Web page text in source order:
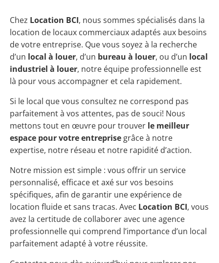
Chez Location BCI, nous sommes spécialisés dans la
location de locaux commerciaux adaptés aux besoins
de votre entreprise. Que vous soyez à la recherche
d’un local à louer, d’un bureau à louer, ou d’un local
industriel à louer, notre équipe professionnelle est
là pour vous accompagner et cela rapidement.
Si le local que vous consultez ne correspond pas
parfaitement à vos attentes, pas de souci! Nous
mettons tout en œuvre pour trouver le meilleur
espace pour votre entreprise grâce à notre
expertise, notre réseau et notre rapidité d’action.
Notre mission est simple : vous offrir un service
personnalisé, efficace et axé sur vos besoins
spécifiques, afin de garantir une expérience de
location fluide et sans tracas. Avec Location BCI, vous
avez la certitude de collaborer avec une agence
professionnelle qui comprend l’importance d’un local
parfaitement adapté à votre réussite.